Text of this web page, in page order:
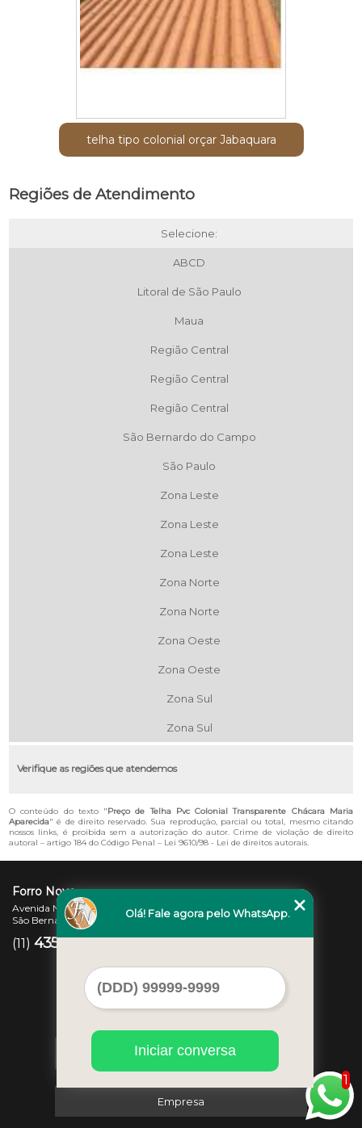
telha tipo colonial orçar Jabaquara
Regiões de Atendimento
Selecione:
ABCD
Litoral de São Paulo
Maua
Região Central
Região Central
Região Central
São Bernardo do Campo
São Paulo
Zona Leste
Zona Leste
Zona Leste
Zona Norte
Zona Norte
Zona Oeste
Zona Oeste
Zona Sul
Zona Sul
Verifique as regiões que atendemos
O conteúdo do texto "Preço de Telha Pvc Colonial Transparente Chácara Maria
Aparecida" é de direito reservado. Sua reprodução, parcial ou total, mesmo citando
nossos links, é proibida sem a autorização do autor. Crime de violação de direito
autoral – artigo 184 do Código Penal – Lei 9610/98 - Lei de direitos autorais.
Forro Novo
Avenida Newton Monteiro de Andrade, 45 - Centro
São Bernardo do Campo - SP - CEP: 09725-370
(11) 4357-3007 97207-7347
Home
Empresa
1
Olá! Fale agora pelo WhatsApp.
Iniciar conversa